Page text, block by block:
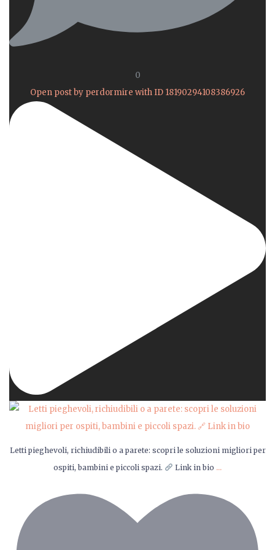
0
Open post by perdormire with ID 18190294108386926
Letti pieghevoli, richiudibili o a parete: scopri le soluzioni migliori per
ospiti, bambini e piccoli spazi.
Link in bio ...